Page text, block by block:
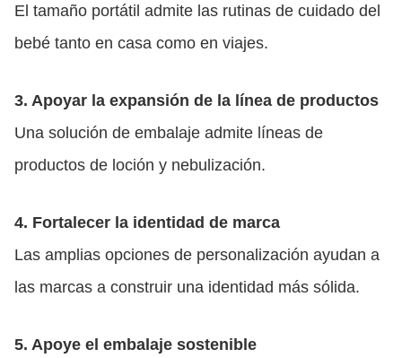
El tamaño portátil admite las rutinas de cuidado del
bebé tanto en casa como en viajes.
3. Apoyar la expansión de la línea de productos
Una solución de embalaje admite líneas de
productos de loción y nebulización.
4. Fortalecer la identidad de marca
Las amplias opciones de personalización ayudan a
las marcas a construir una identidad más sólida.
5. Apoye el embalaje sostenible